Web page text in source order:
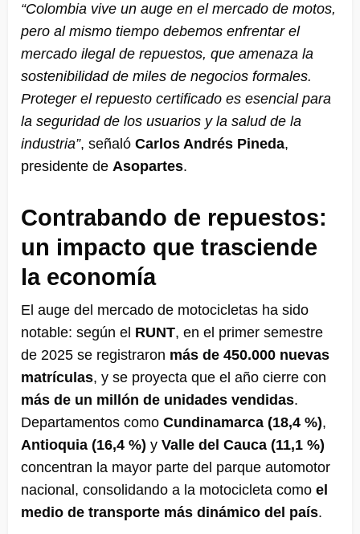
“Colombia vive un auge en el mercado de motos,
pero al mismo tiempo debemos enfrentar el
mercado ilegal de repuestos, que amenaza la
sostenibilidad de miles de negocios formales.
Proteger el repuesto certificado es esencial para
la seguridad de los usuarios y la salud de la
industria”, señaló Carlos Andrés Pineda,
presidente de Asopartes.
Contrabando de repuestos:
un impacto que trasciende
la economía
El auge del mercado de motocicletas ha sido
notable: según el RUNT, en el primer semestre
de 2025 se registraron más de 450.000 nuevas
matrículas, y se proyecta que el año cierre con
más de un millón de unidades vendidas.
Departamentos como Cundinamarca (18,4 %),
Antioquia (16,4 %) y Valle del Cauca (11,1 %)
concentran la mayor parte del parque automotor
nacional, consolidando a la motocicleta como el
medio de transporte más dinámico del país.